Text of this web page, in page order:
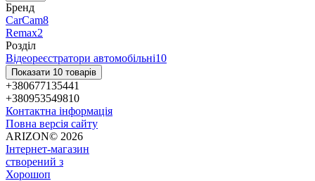
Бренд
CarCam8
Remax2
Розділ
Відеореєстратори автомобільні10
Показати 10 товарів
+380677135441
+380953549810
Контактна інформація
Повна версія сайту
ARIZON© 2026
Інтернет-магазин
створений з
Хорошоп